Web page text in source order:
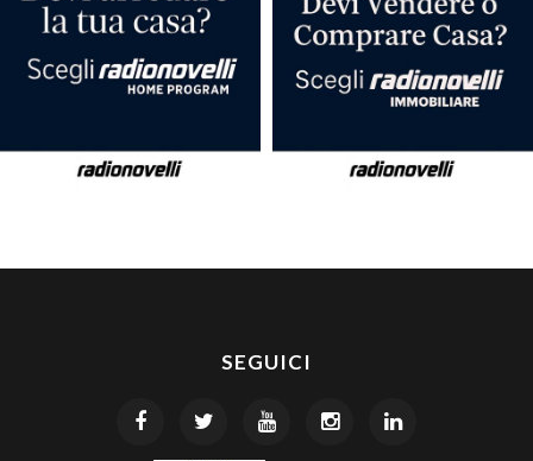
SEGUICI